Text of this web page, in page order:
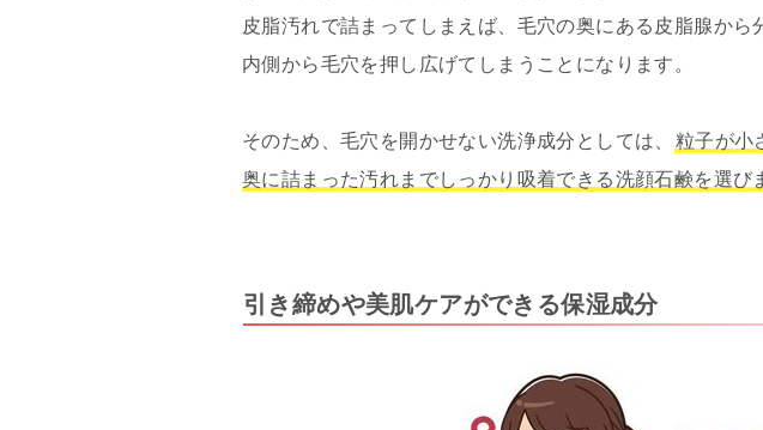
皮脂汚れで詰まってしまえば、毛穴の奥にある皮脂腺か
内側から毛穴を押し広げてしまうことになります。
そのため、毛穴を開かせない洗浄成分としては、 粒子が小
奥に詰まった汚れまでしっかり吸着できる洗顔石鹸を選び
引き締めや美肌ケアができる保湿成分